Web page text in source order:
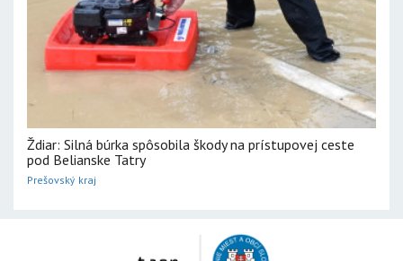
Ždiar: Silná búrka spôsobila škody na prístupovej ceste
pod Belianske Tatry
Prešovský kraj